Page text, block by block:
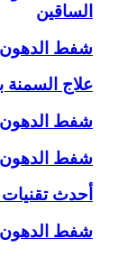
الساقين
شفط الدهون في تركيا | 7
علاج السمنة بشفط
شفط الدهون بالليزر |
شفط الدهون من
أحدث تقنيات
شفط الدهون من الزنود